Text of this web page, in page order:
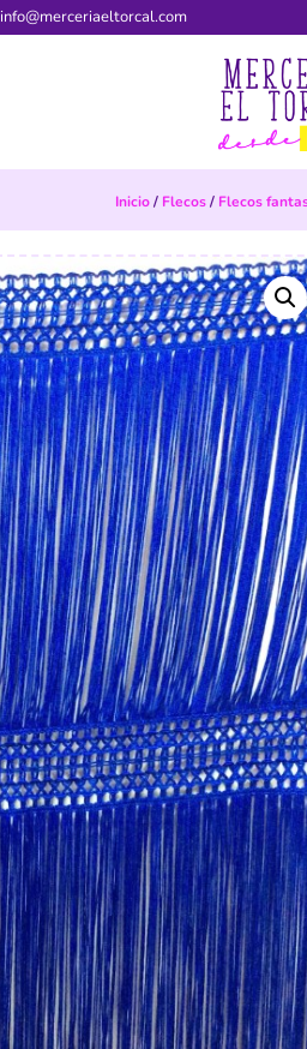
info@merceriaeltorcal.com
Inicio/ Flecos/ Flecos